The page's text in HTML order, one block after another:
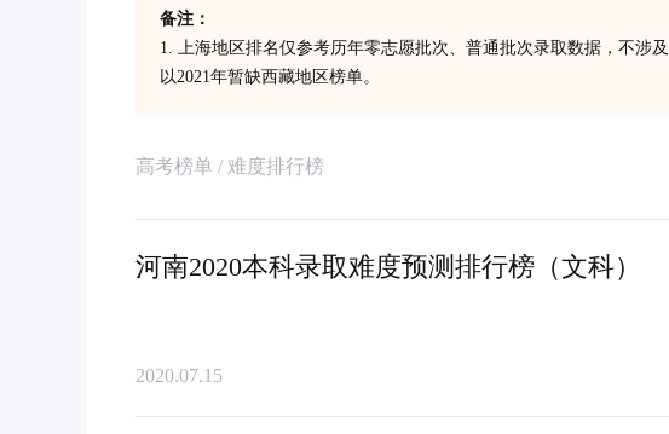
备注：
1. 上海地区排名仅参考历年零志愿批次、普通批次录取数据，不涉
以2021年暂缺西藏地区榜单。
高考榜单 / 难度排行榜
河南2020本科录取难度预测排行榜（文科）
2020.07.15